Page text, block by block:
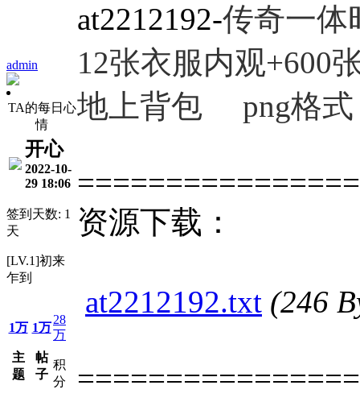
admin
TA的每日心
情
开心
2022-10-
29 18:06
签到天数: 1
天
[LV.1]初来
乍到
1万
主
题
1万
帖
子
28
万
积
分
at2212192-传奇一体
12张衣服内观+600
地上背包 png格式
资源下载：
at2212192.txt (246